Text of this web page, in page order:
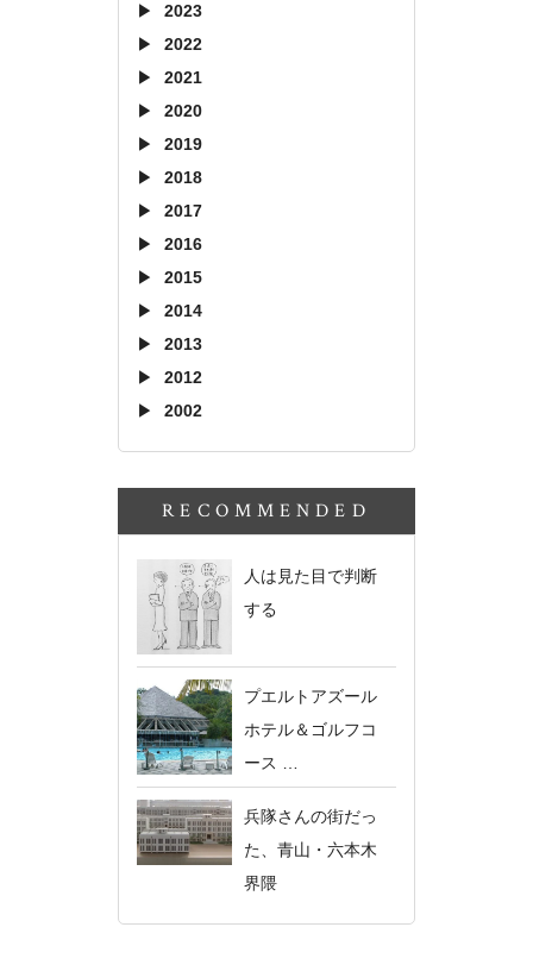
2023
2022
2021
2020
2019
2018
2017
2016
2015
2014
2013
2012
2002
RECOMMENDED
人は見た目で判断
する
プエルトアズール
ホテル＆ゴルフコ
ース …
兵隊さんの街だっ
た、青山・六本木
界隈